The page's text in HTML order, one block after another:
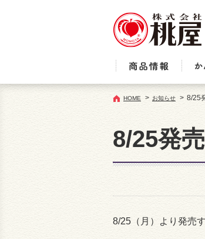
HOME > お知らせ > 8/25
8/25発
8/25（月）より発売